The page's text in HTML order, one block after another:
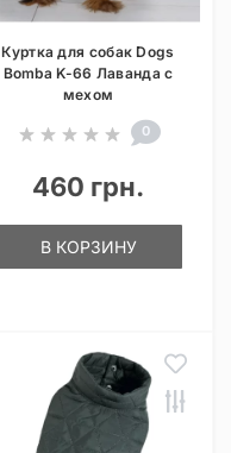
Куртка для собак Dogs
Bomba K-66 Лаванда с
мехом
0
460 грн.
В КОРЗИНУ